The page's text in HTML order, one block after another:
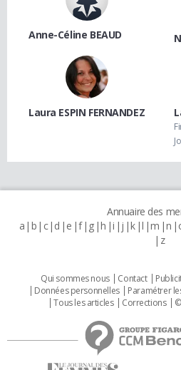
Anne-Céline BEAUD
Laura ESPIN FERNANDEZ
Annuaire des
a b c d e f g h i j k l m n
z
Qui sommes nous Contact
Données personnelles
Paramétrer
Tous les articles
Corrections